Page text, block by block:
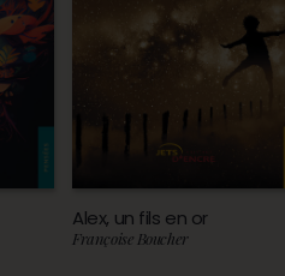
Alex, un fils en or
Françoise Boucher